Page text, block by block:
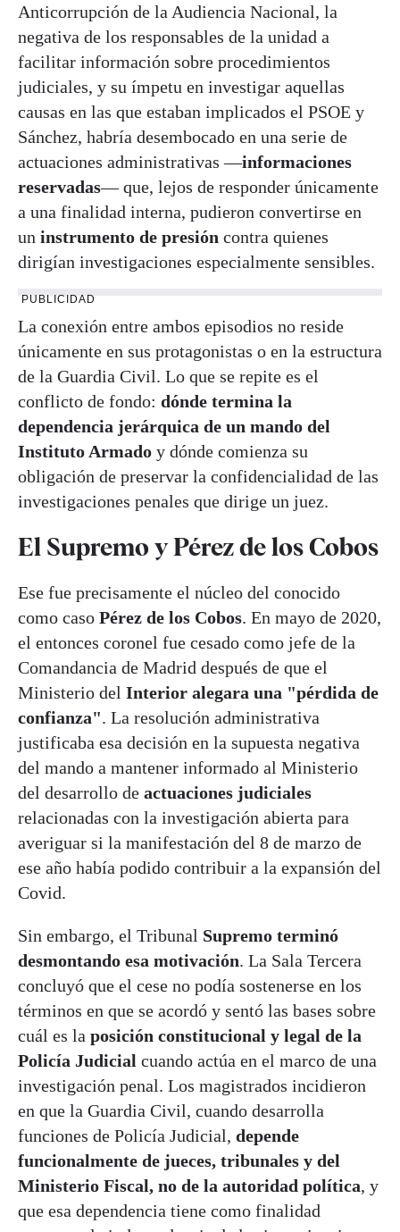
Anticorrupción de la Audiencia Nacional, la
negativa de los responsables de la unidad a
facilitar información sobre procedimientos
judiciales, y su ímpetu en investigar aquellas
causas en las que estaban implicados el PSOE y
Sánchez, habría desembocado en una serie de
actuaciones administrativas —informaciones
reservadas— que, lejos de responder únicamente
a una finalidad interna, pudieron convertirse en
un instrumento de presión contra quienes
dirigían investigaciones especialmente sensibles.
PUBLICIDAD
La conexión entre ambos episodios no reside
únicamente en sus protagonistas o en la estructura
de la Guardia Civil. Lo que se repite es el
conflicto de fondo: dónde termina la
dependencia jerárquica de un mando del
Instituto Armado y dónde comienza su
obligación de preservar la confidencialidad de las
investigaciones penales que dirige un juez.
El Supremo y Pérez de los Cobos
Ese fue precisamente el núcleo del conocido
como caso Pérez de los Cobos. En mayo de 2020,
el entonces coronel fue cesado como jefe de la
Comandancia de Madrid después de que el
Ministerio del Interior alegara una "pérdida de
confianza". La resolución administrativa
justificaba esa decisión en la supuesta negativa
del mando a mantener informado al Ministerio
del desarrollo de actuaciones judiciales
relacionadas con la investigación abierta para
averiguar si la manifestación del 8 de marzo de
ese año había podido contribuir a la expansión del
Covid.
Sin embargo, el Tribunal Supremo terminó
desmontando esa motivación. La Sala Tercera
concluyó que el cese no podía sostenerse en los
términos en que se acordó y sentó las bases sobre
cuál es la posición constitucional y legal de la
Policía Judicial cuando actúa en el marco de una
investigación penal. Los magistrados incidieron
en que la Guardia Civil, cuando desarrolla
funciones de Policía Judicial, depende
funcionalmente de jueces, tribunales y del
Ministerio Fiscal, no de la autoridad política, y
que esa dependencia tiene como finalidad